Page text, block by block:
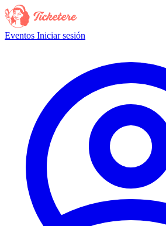
Eventos Iniciar sesión